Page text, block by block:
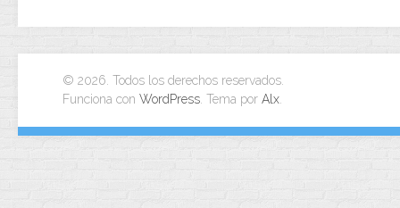
© 2026. Todos los derechos reservados.
Funciona con WordPress . Tema por Alx